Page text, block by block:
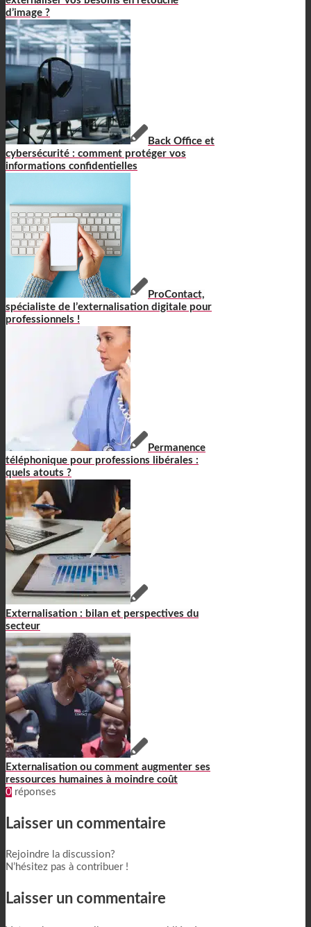
d’image ?
Back Office et
cybersécurité : comment protéger vos
informations confidentielles
ProContact,
spécialiste de l’externalisation digitale pour
professionnels !
Permanence
téléphonique pour professions libérales :
quels atouts ?
Externalisation : bilan et perspectives du
secteur
Externalisation ou comment augmenter ses
ressources humaines à moindre coût
0 réponses
Laisser un commentaire
Rejoindre la discussion?
N’hésitez pas à contribuer !
Laisser un commentaire